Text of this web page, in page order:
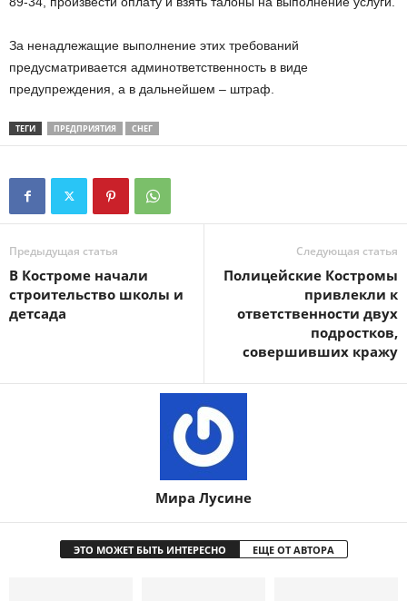
За ненадлежащие выполнение этих требований
предусматривается админответственность в виде
предупреждения, а в дальнейшем – штраф.
ТЕГИ ПРЕДПРИЯТИЯ СНЕГ
Предыдущая статья
В Костроме начали
строительство школы и
детсада
Следующая статья
Полицейские Костромы
привлекли к
ответственности двух
подростков,
совершивших кражу
Мира Лусине
ЭТО МОЖЕТ БЫТЬ ИНТЕРЕСНО ЕЩЕ ОТ АВТОРА